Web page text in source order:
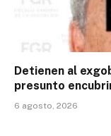
Detienen al
presunto
6 agosto, 2026